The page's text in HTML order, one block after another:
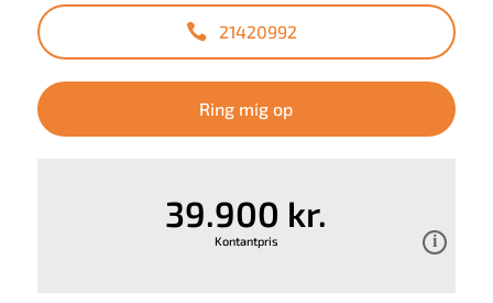
21420992
Ring mig op
39.900 kr.
Kontantpris